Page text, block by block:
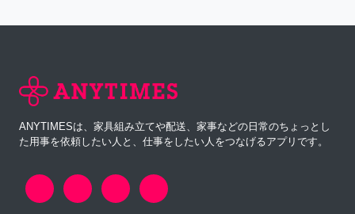
ANYTIMESは、家具組み立てや配送、家事などの日常のちょっとし
た用事を依頼したい人と、仕事をしたい人をつなげるアプリです。